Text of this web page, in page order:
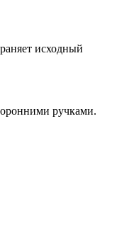
исходный
ручками.